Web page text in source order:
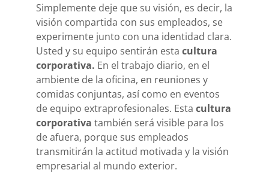
Simplemente deje que su visión, es decir, la
visión compartida con sus empleados, se
experimente junto con una identidad clara.
Usted y su equipo sentirán esta cultura
corporativa. En el trabajo diario, en el
ambiente de la oficina, en reuniones y
comidas conjuntas, así como en eventos
de equipo extraprofesionales. Esta cultura
corporativa también será visible para los
de afuera, porque sus empleados
transmitirán la actitud motivada y la visión
empresarial al mundo exterior.